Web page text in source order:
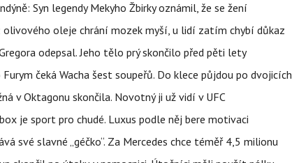
Syn legendy Mekyho Žbirky oznámil, že se žení
oleje chrání mozek myší, u lidí zatím chybí důkaz
odepsal. Jeho tělo prý skončilo před pěti lety
čeká Wacha šest soupeřů. Do klece půjdou po dvojicích
v Oktagonu skončila. Novotný ji už vidí v UFC
je sport pro chudé. Luxus podle něj bere motivaci
své slavné „géčko“. Za Mercedes chce téměř 4,5 milionu